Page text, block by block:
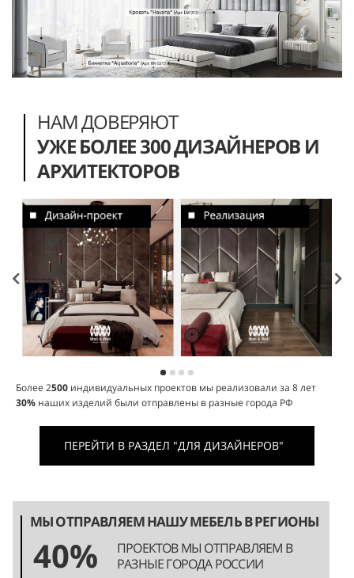
НАМ ДОВЕРЯЮТ
УЖЕ БОЛЕЕ 300 ДИЗАЙНЕРОВ И
АРХИТЕКТОРОВ
Более 2500 индивидуальных проектов мы реализовали за 8 лет
30% наших изделий были отправлены в разные города РФ
ПЕРЕЙТИ В РАЗДЕЛ "ДЛЯ ДИЗАЙНЕРОВ"
МЫ ОТПРАВЛЯЕМ НАШУ МЕБЕЛЬ В РЕГИОНЫ
40%
ПРОЕКТОВ МЫ ОТПРАВЛЯЕМ В
РАЗНЫЕ ГОРОДА РОССИИ